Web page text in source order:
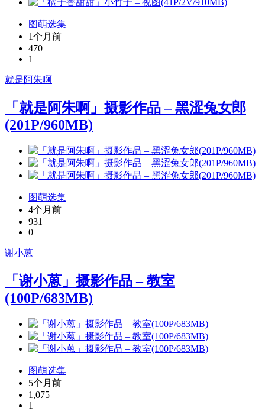
图萌选集
1个月前
470
1
就是阿朱啊
「就是阿朱啊」摄影作品 – 黑涩兔女郎
(201P/960MB)
图萌选集
4个月前
931
0
谢小蒽
「谢小蒽」摄影作品 – 教室
(100P/683MB)
图萌选集
5个月前
1,075
1